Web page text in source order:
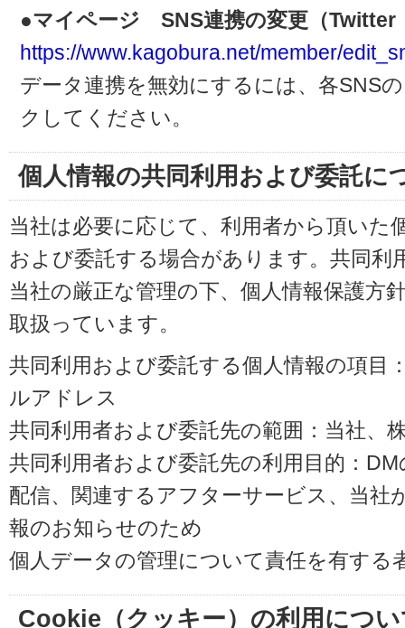
●マイページ SNS連携の変更（Twitter
https://www.kagobura.net/member/
データ連携を無効にするには、各SNS
クしてください。
個人情報の共同利用および委託に
当社は必要に応じて、利用者から頂いた
および委託する場合があります。共同利
当社の厳正な管理の下、個人情報保護方
取扱っています。
共同利用および委託する個人情報の項目
ルアドレス
共同利用者および委託先の範囲：当社、
共同利用者および委託先の利用目的：
配信、関連するアフターサービス、当社
報のお知らせのため
個人データの管理について責任を有する
Cookie（クッキー）の利用につ